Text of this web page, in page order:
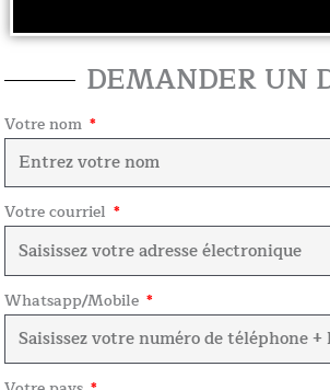
DEMANDER UN
Votre nom
Votre courriel
Whatsapp/Mobile